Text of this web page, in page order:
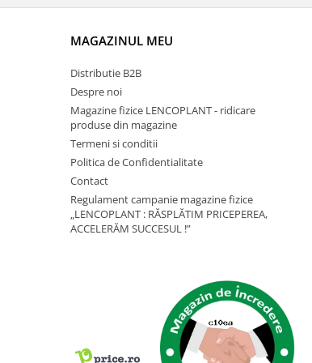
Echipamente de curatenie
MAGAZINUL MEU
Distributie B2B
Despre noi
Magazine fizice LENCOPLANT - ridicare
produse din magazine
Termeni si conditii
Politica de Confidentialitate
Contact
Regulament campanie magazine fizice
„LENCOPLANT : RĂSPLĂTIM PRICEPEREA,
ACCELERĂM SUCCESUL !”